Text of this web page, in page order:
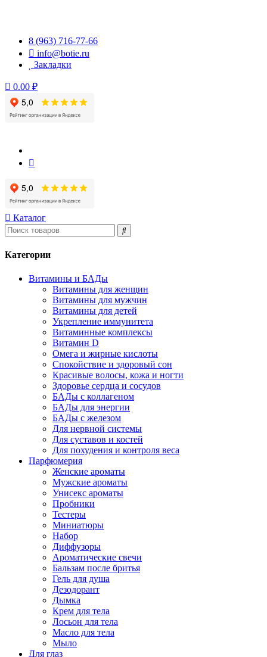
8 (963) 716-77-66
info@botie.ru
Закладки
0.00 ₽
Каталог
Категории
Витамины и БАДы
Витамины для женщин
Витамины для мужчин
Витамины для детей
Укрепление иммунитета
Витаминные комплексы
Витамин D
Омега и жирные кислоты
Спокойствие и здоровый сон
Красивые волосы, кожа и ногти
Здоровье сердца и сосудов
БАДы с коллагеном
БАДы для энергии
БАДы с железом
Для нервной системы
Для суставов и костей
Для похудения и контроля веса
Парфюмерия
Женские ароматы
Мужские ароматы
Унисекс ароматы
Пробники
Тестеры
Миниатюры
Набор
Диффузоры
Ароматические свечи
Бальзам после бритья
Гель для душа
Дезодорант
Дымка
Крем для тела
Лосьон для тела
Масло для тела
Мыло
Для глаз